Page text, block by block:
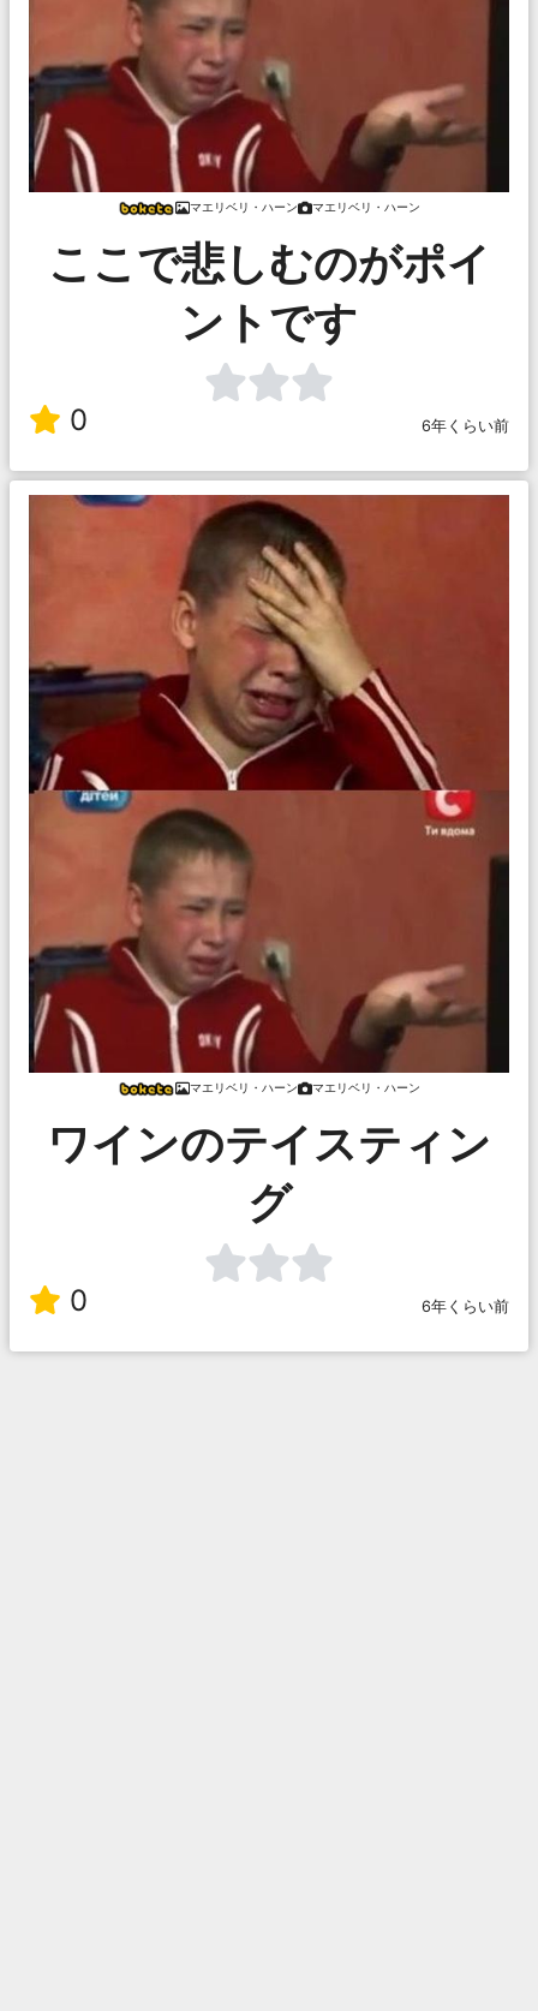
マエリベリ・ハーン マエリベリ・ハーン
ここで悲しむのがポイ
ントです
0 6年くらい前
マエリベリ・ハーン マエリベリ・ハーン
ワインのテイスティン
グ
0 6年くらい前